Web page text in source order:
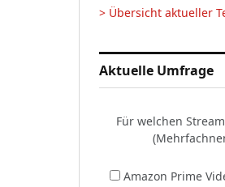
> Übersicht aktueller
Aktuelle Umfrage
Für welchen
Amazon Prime